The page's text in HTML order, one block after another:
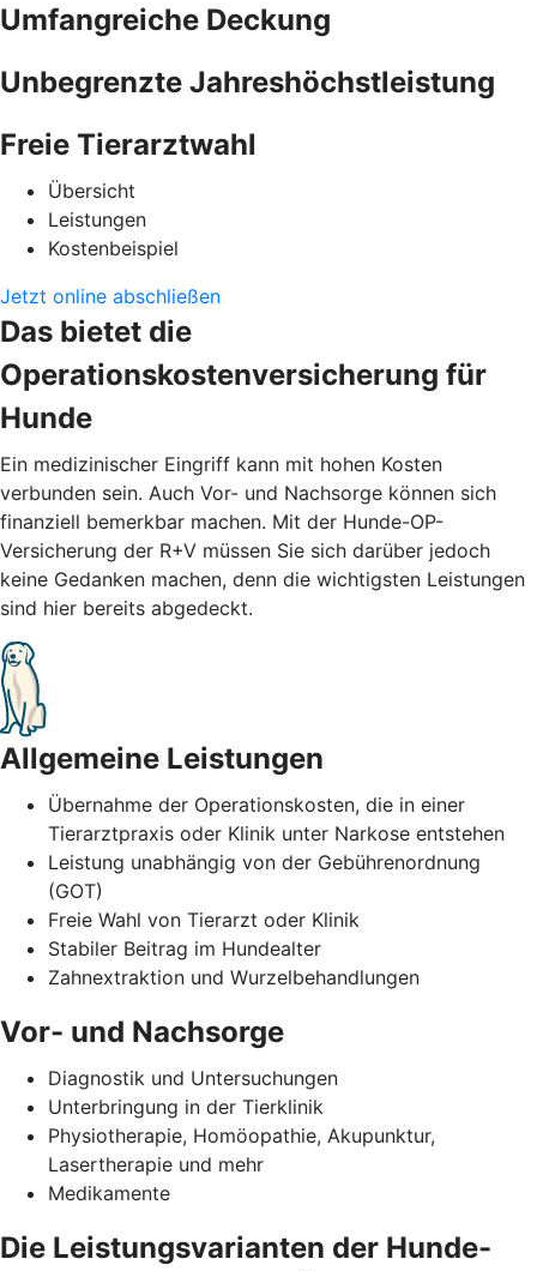
Umfangreiche Deckung
Unbegrenzte Jahreshöchstleistung
Freie Tierarztwahl
Übersicht
Leistungen
Kostenbeispiel
Jetzt online abschließen
Das bietet die
Operationskostenversicherung für
Hunde
Ein medizinischer Eingriff kann mit hohen Kosten
verbunden sein. Auch Vor- und Nachsorge können sich
finanziell bemerkbar machen. Mit der Hunde-OP-
Versicherung der R+V müssen Sie sich darüber jedoch
keine Gedanken machen, denn die wichtigsten Leistungen
sind hier bereits abgedeckt.
Allgemeine Leistungen
Übernahme der Operationskosten, die in einer
Tierarztpraxis oder Klinik unter Narkose entstehen
Leistung unabhängig von der Gebührenordnung
(GOT)
Freie Wahl von Tierarzt oder Klinik
Stabiler Beitrag im Hundealter
Zahnextraktion und Wurzelbehandlungen
Vor- und Nachsorge
Diagnostik und Untersuchungen
Unterbringung in der Tierklinik
Physiotherapie, Homöopathie, Akupunktur,
Lasertherapie und mehr
Medikamente
Die Leistungsvarianten der Hunde-